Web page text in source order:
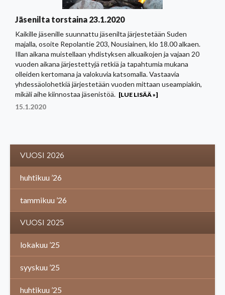
Jäsenilta torstaina 23.1.2020
Kaikille jäsenille suunnattu jäsenilta järjestetään Suden
majalla, osoite Repolantie 203, Nousiainen, klo 18.00 alkaen.
Illan aikana muistellaan yhdistyksen alkuaikojen ja vajaan 20
vuoden aikana järjestettyjä retkiä ja tapahtumia mukana
olleiden kertomana ja valokuvia katsomalla. Vastaavia
yhdessäolohetkiä järjestetään vuoden mittaan useampiakin,
mikäli aihe kiinnostaa jäsenistöä. [LUE LISÄÄ »]
15.1.2020
VUOSI 2026
huhtikuu ’26
tammikuu ’26
VUOSI 2025
lokakuu ’25
syyskuu ’25
huhtikuu ’25